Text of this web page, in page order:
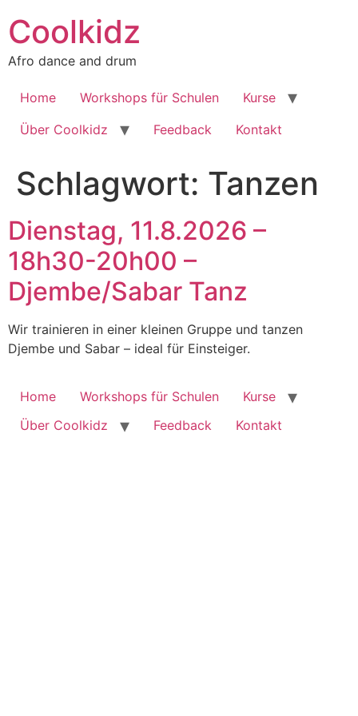
Inhalt
springen
Coolkidz
Afro dance and drum
Home Workshops für Schulen
Kurse
Über Coolkidz
Feedback Kontakt
Schlagwort: Tanzen
Dienstag, 11.8.2026 –
18h30-20h00 –
Djembe/Sabar Tanz
Wir trainieren in einer kleinen Gruppe und tanzen
Djembe und Sabar – ideal für Einsteiger.
Home Workshops für Schulen
Kurse
Über Coolkidz
Feedback Kontakt